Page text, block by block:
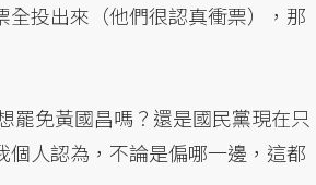
投出來（他們很認真衝票），那
罷免黃國昌嗎？還是國民黨現在只
人認為，不論是偏哪一邊，這都